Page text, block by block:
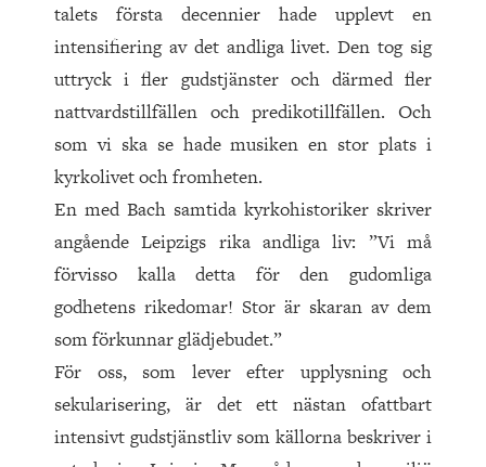
talets första decennier hade upplevt en
intensifiering av det andliga livet. Den tog sig
uttryck i fler gudstjänster och därmed fler
nattvardstillfällen och predikotillfällen. Och
som vi ska se hade musiken en stor plats i
kyrkolivet och fromheten.
En med Bach samtida kyrkohistoriker skriver
angående Leip­zigs rika andliga liv: ”Vi må
förvisso kalla detta för den gudomliga
godhetens rikedomar! Stor är skaran av dem
som förkunnar glädjebudet.”
För oss, som lever efter upplysning och
sekularisering, är det ett nästan ofattbart
intensivt gudstjänstliv som källorna beskriver i